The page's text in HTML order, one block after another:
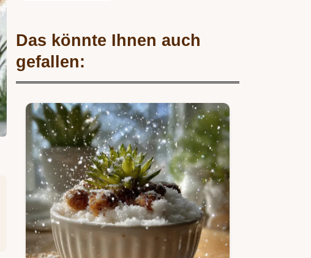
Das könnte Ihnen auch
gefallen: